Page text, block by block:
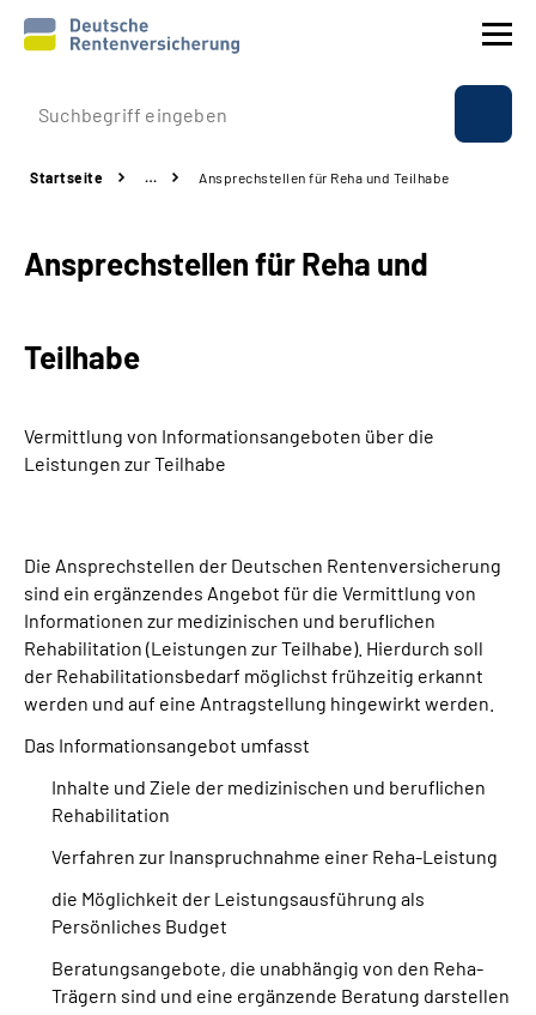
Prävention
Rente
Über uns & Presse
Suche
Language
Inhalte in Gebärdensprache (DGS)
Leichte Sprache
Mein Kundenportal
Startseite … Ansprechstellen für Reha und Teilhabe
Ansprechstellen für Reha und
Teilhabe
Vermittlung von Informationsangeboten über die
Leistungen zur Teilhabe
Die Ansprechstellen der Deutschen Rentenversicherung
sind ein ergänzendes Angebot für die Vermittlung von
Informationen zur medizinischen und beruflichen
Rehabilitation (Leistungen zur Teilhabe). Hierdurch soll
der Rehabilitationsbedarf möglichst frühzeitig erkannt
werden und auf eine Antragstellung hingewirkt werden.
Das Informationsangebot umfasst
Inhalte und Ziele der medizinischen und beruflichen
Rehabilitation
Verfahren zur Inanspruchnahme einer Reha-Leistung
die Möglichkeit der Leistungsausführung als
Persönliches Budget
Beratungsangebote, die unabhängig von den Reha-
Trägern sind und eine ergänzende Beratung darstellen